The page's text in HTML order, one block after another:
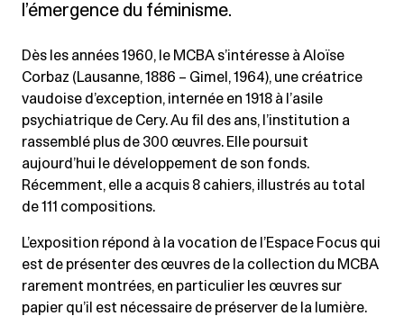
l’émergence du féminisme.
Dès les années 1960, le MCBA s’intéresse à Aloïse
Corbaz (Lausanne, 1886 – Gimel, 1964), une créatrice
vaudoise d’exception, internée en 1918 à l’asile
psychiatrique de Cery. Au fil des ans, l’institution a
rassemblé plus de 300 œuvres. Elle poursuit
aujourd’hui le développement de son fonds.
Récemment, elle a acquis 8 cahiers, illustrés au total
de 111 compositions.
L’exposition répond à la vocation de l’Espace Focus qui
est de présenter des œuvres de la collection du MCBA
rarement montrées, en particulier les œuvres sur
papier qu’il est nécessaire de préserver de la lumière.